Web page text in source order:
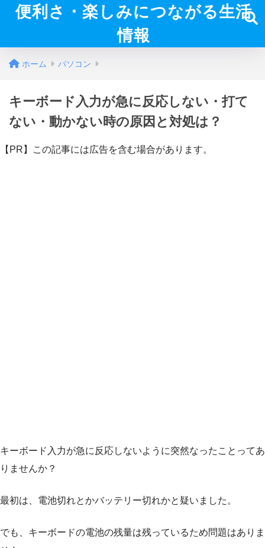
便利さ・楽しみにつながる生活
情報
ホーム パソコン
キーボード入力が急に反応しない・打て
ない・動かない時の原因と対処は？
【PR】この記事には広告を含む場合があります。
キーボード入力が急に反応しないように突然なったことってあ
りませんか？
最初は、電池切れとかバッテリー切れかと疑いました。
でも、キーボードの電池の残量は残っているため問題はありま